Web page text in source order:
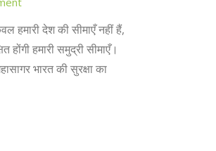
हमारी देश की सीमाएँ नहीं हैं,
हमारी समुद्री सीमाएँ।
भारत की सुरक्षा का